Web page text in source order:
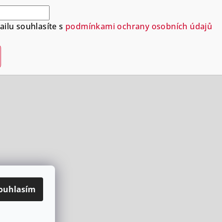
souhlasíte s podmínkami ochrany osobních údajů